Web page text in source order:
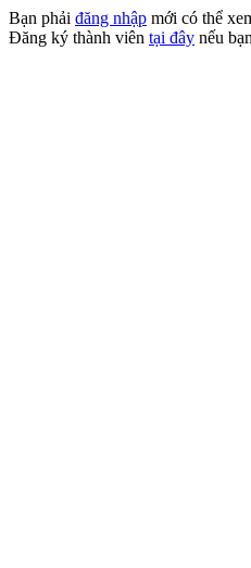
Bạn phải đăng nhập mới có thể
Đăng ký thành viên tại đây nếu